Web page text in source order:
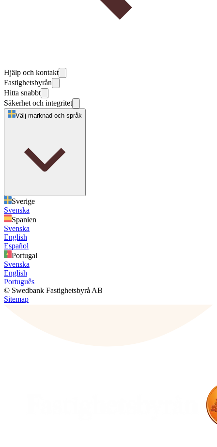
Hjälp och kontakt
Fastighetsbyrån
Hitta snabbt
Säkerhet och integritet
Välj marknad och språk
Sverige
Svenska
Spanien
Svenska
English
Español
Portugal
Svenska
English
Português
© Swedbank Fastighetsbyrå AB
Sitemap